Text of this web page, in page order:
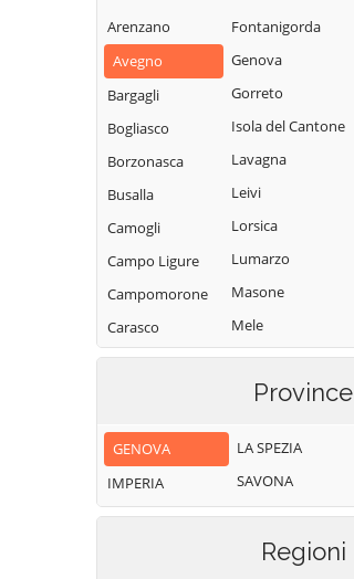
Arenzano
Avegno
Bargagli
Bogliasco
Borzonasca
Busalla
Camogli
Campo Ligure
Campomorone
Carasco
Casarza Ligure
Chiavarese
Ceranesi
Chiavari
Fontanigorda
Genova
Gorreto
Isola del Cantone
Lavagna
Leivi
Lorsica
Lumarzo
Masone
Mele
Mezzanego
Mignanego
Moneglia
Montebruno
Province
GENOVA
IMPERIA
LA SPEZIA
SAVONA
Regioni